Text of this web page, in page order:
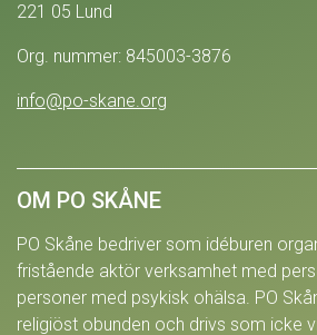
221 05 Lund
Org. nummer: 845003-3876
info@po-skane.org
OM PO SKÅNE
PO Skåne bedriver som idéburen
fristående aktör verksamhet med
personer med psykisk ohälsa. PO
religiöst obunden och drivs som icke